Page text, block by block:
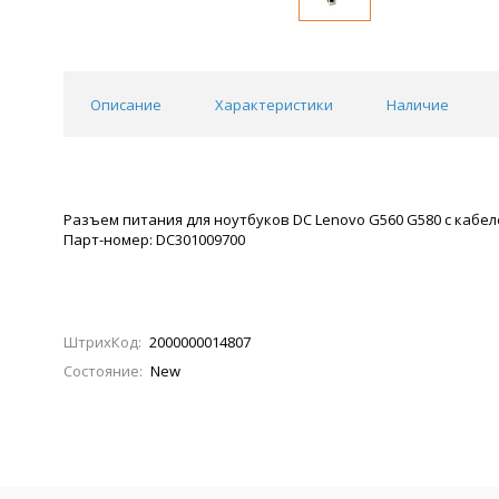
Описание Характеристики Наличие
Разъем питания для ноутбуков DC Lenovo G560 G580 c
Парт-номер: DC301009700
ШтрихКод: 2000000014807
Состояние: New